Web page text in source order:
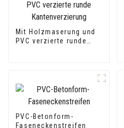
Mit Holzmaserung und
PVC verzierte runde
PVC-Betonform-
Faseneckenstreifen